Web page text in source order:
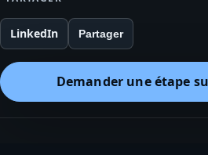
LinkedIn Partager
Demander une étape